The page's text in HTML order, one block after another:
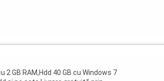
GB RAM,Hdd 40 GB cu Windows 7